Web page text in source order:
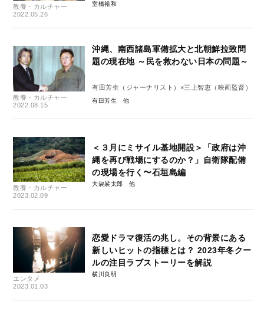
教養・カルチャー
2022.05.26
室橋裕和
教養・カルチャー
2022.08.15
沖縄、南西諸島軍備拡大と北朝鮮拉致問
題の現在地 ～民を救わない日本の問題～
有田芳生（ジャーナリスト）×三上智恵（映画監督）
有田芳生
教養・カルチャー
2023.02.09
＜３月にミサイル基地開設＞「政府は沖
縄を再び戦場にするのか？」自衛隊配備
の現場を行く〜石垣島編
大袈裟太郎
エンタメ
2023.01.03
恋愛ドラマ復活の兆し。その背景にある
新しいヒットの指標とは？ 2023年冬クー
ルの注目ラブストーリーを解説
横川良明